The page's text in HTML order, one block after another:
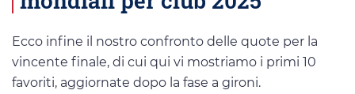
Ecco infine il nostro confronto delle quote per la
vincente finale, di cui qui vi mostriamo i primi 10
favoriti, aggiornate dopo la fase a gironi.